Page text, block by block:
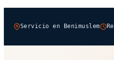
Servicio en Benimuslem